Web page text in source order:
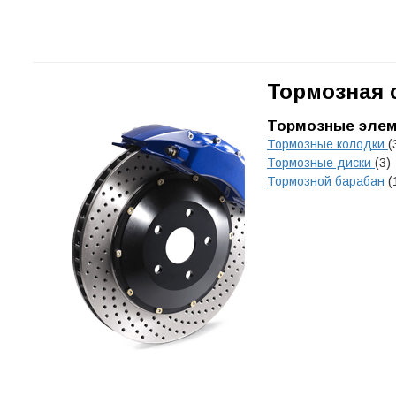
Тормозная
Тормозные
Тормозные колодки
Тормозные диски (3)
Тормозной барабан